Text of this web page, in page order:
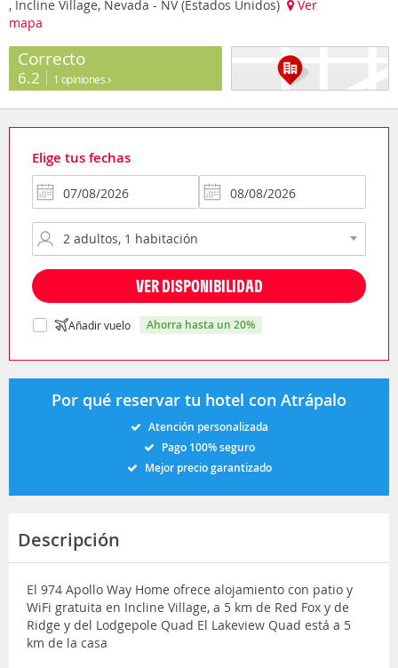
, Incline Village, Nevada - NV (Estados Unidos)
Ver
mapa
Correcto
6.2 1 opiniones
Elige tus fechas
VER DISPONIBILIDAD
Añadir vuelo ahorra hasta un 20%
Por qué reservar tu hotel con Atrápalo
Atención personalizada
Pago 100% seguro
Mejor precio garantizado
Descripción
El 974 Apollo Way Home ofrece alojamiento con patio y
WiFi gratuita en Incline Village, a 5 km de Red Fox y de
Ridge y del Lodgepole Quad El Lakeview Quad está a 5
km de la casa